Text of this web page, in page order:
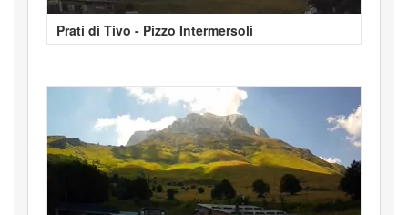
Prati di Tivo - Pizzo Intermersoli